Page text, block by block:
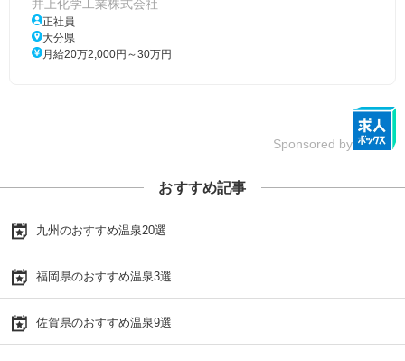
井上化学工業株式会社
正社員
大分県
月給20万2,000円～30万円
Sponsored by
おすすめ記事
九州のおすすめ温泉20選
福岡県のおすすめ温泉3選
佐賀県のおすすめ温泉9選